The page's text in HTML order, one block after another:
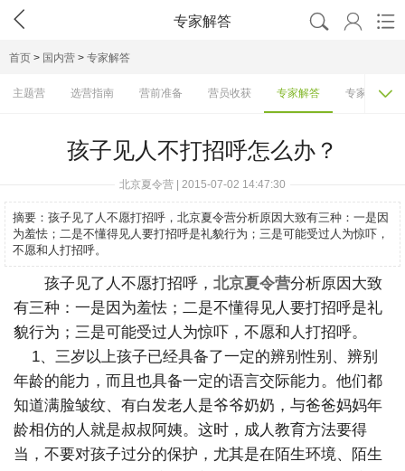
 专家解答   
首页 > 国内营 > 专家解答
主题营 选营指南 营前准备 营员收获 专家解答 专家访谈

孩子见人不打招呼怎么办？
北京夏令营 | 2015-07-02 14:47:30
摘要： 孩子见了人不愿打招呼，北京夏令营分析原因大致有三种：一是因
为羞怯；二是不懂得见人要打招呼是礼貌行为；三是可能受过人为惊吓，
不愿和人打招呼。
孩子见了人不愿打招呼， 北京夏令营分析原因大致
有三种：一是因为羞怯；二是不懂得见人要打招呼是礼
貌行为；三是可能受过人为惊吓，不愿和人打招呼。
1、三岁以上孩子已经具备了一定的辨别性别、辨别
年龄的能力，而且也具备一定的语言交际能力。他们都
知道满脸皱纹、有白发老人是爷爷奶奶，与爸爸妈妈年
龄相仿的人就是叔叔阿姨。这时，成人教育方法要得
当，不要对孩子过分的保护，尤其是在陌生环境、陌生